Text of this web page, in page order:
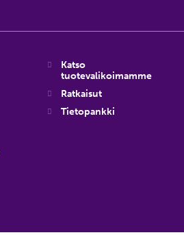
Katso
tuotevalikoimamme
Ratkaisut
Tietopankki